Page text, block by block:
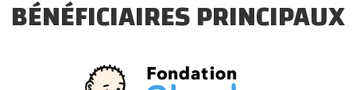
BÉNÉFICIAIRES PRINCIPAUX